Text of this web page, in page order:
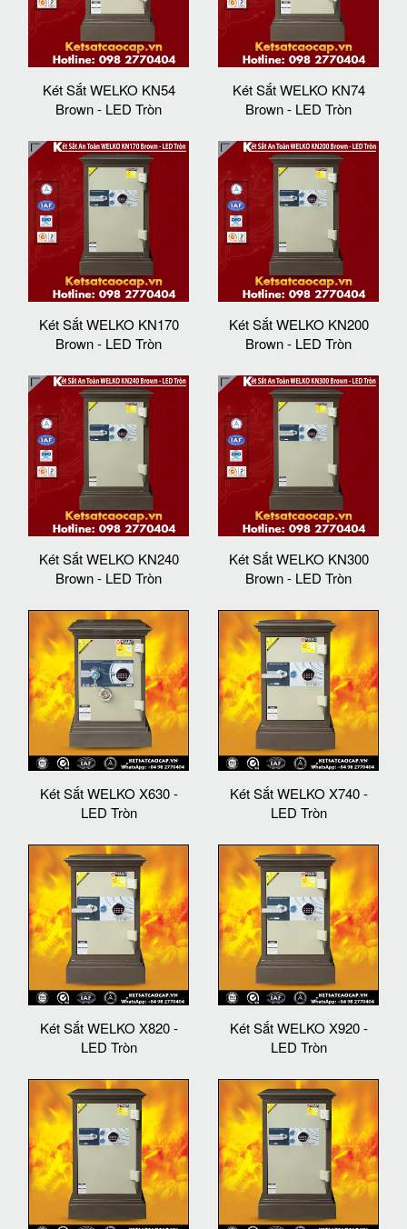
Két Sắt WELKO KN54
Brown - LED Tròn
Két Sắt WELKO KN74
Brown - LED Tròn
Két Sắt WELKO KN170
Brown - LED Tròn
Két Sắt WELKO KN200
Brown - LED Tròn
Két Sắt WELKO KN240
Brown - LED Tròn
Két Sắt WELKO KN300
Brown - LED Tròn
Két Sắt WELKO X630 -
LED Tròn
Két Sắt WELKO X740 -
LED Tròn
Két Sắt WELKO X820 -
LED Tròn
Két Sắt WELKO X920 -
LED Tròn